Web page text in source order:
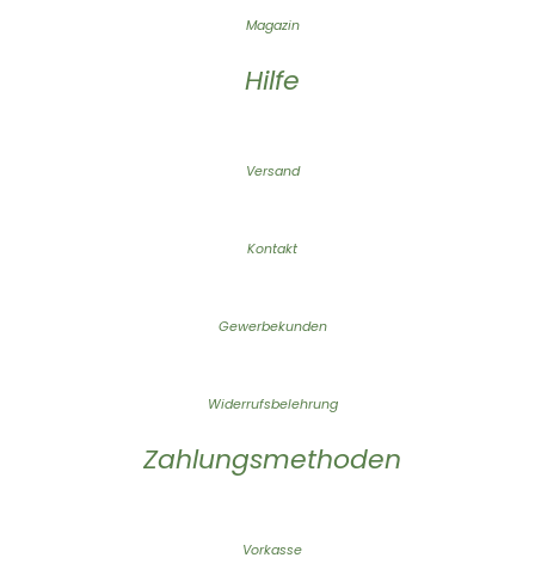
Magazin
Hilfe
Versand
Kontakt
Gewerbekunden
Widerrufsbelehrung
Zahlungsmethoden
Vorkasse